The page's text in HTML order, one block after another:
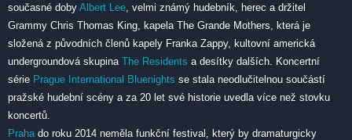
současné doby Albert Lee , velmi známý hudebník, herec a držitel
Grammy Chris Thomas King, kapela The Grande Mothers, která je
složená z původních členů kapely Franka Zappy, kultovní americká
undergroundová skupina The Residents a desítky dalších. Koncertní
série Prague International Bluenights se stala neodlučitelnou součástí
pražské hudební scény a za 20 let své historie uvedla více než stovku
koncertů.
Praha do roku 2014 neměla funkční festival, který by dramaturgicky